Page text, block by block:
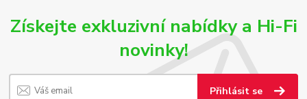
Získejte exkluzivní nabídky a Hi-Fi
novinky!
Přihlásit se